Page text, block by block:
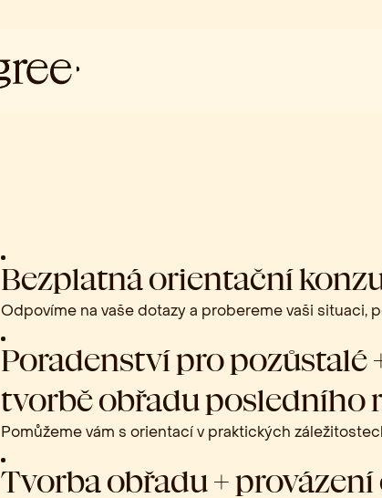
Bezplatná orientační
Odpovíme na vaše dotazy a probereme vaši situaci,
Poradenství pro pozůstalé
tvorbě obřadu posledního
Pomůžeme vám s orientací v praktických
Tvorba obřadu +